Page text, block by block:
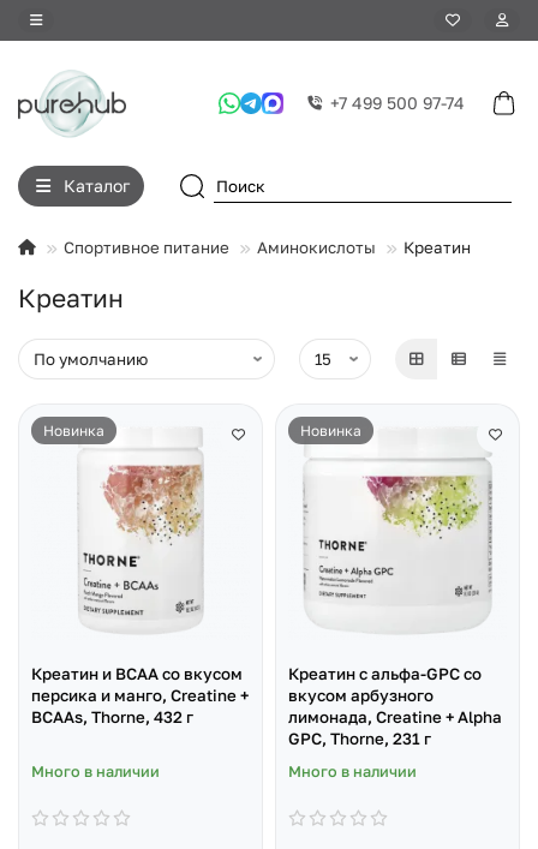
+7 499 500 97-74
Каталог
Спортивное питание Аминокислоты Креатин
Креатин
Новинка
Креатин и BCAA со вкусом
персика и манго, Creatine +
BCAAs, Thorne, 432 г
Много в наличии
Новинка
Креатин с альфа-GPC со
вкусом арбузного
лимонада, Creatine + Alpha
GPC, Thorne, 231 г
Много в наличии